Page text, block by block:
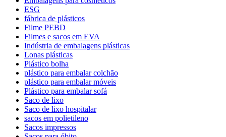
ESG
fábrica de plásticos
Filme PEBD
Filmes e sacos em EVA
Indústria de embalagens plásticas
Lonas plásticas
Plástico bolha
plástico para embalar colchão
plástico para embalar móveis
Plástico para embalar sofá
Saco de lixo
Saco de lixo hospitalar
sacos em polietileno
Sacos impressos